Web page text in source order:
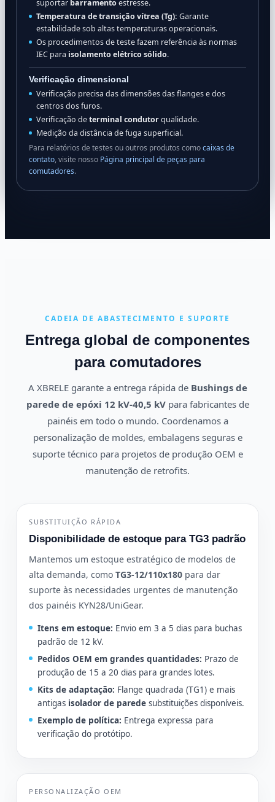
suportar barramentoestresse.
Temperatura de transição vítrea (Tg): Garante
estabilidade sob altas temperaturas operacionais.
Os procedimentos de teste fazem referência às normas
IEC para isolamento elétrico sólido.
Verificação dimensional
Verificação precisa das dimensões das flanges e dos
centros dos furos.
Verificação determinal condutorqualidade.
Medição da distância de fuga superficial.
Para relatórios de testes ou outros produtos comocaixas de
contato, visite nosso Página principal de peças para
comutadores.
CADEIA DE ABASTECIMENTO E SUPORTE
Entrega global de componentes
para comutadores
A XBRELE garante a entrega rápida de Bushings de
parede de epóxi 12 kV-40,5 kVpara fabricantes de
painéis em todo o mundo. Coordenamos a
personalização de moldes, embalagens seguras e
suporte técnico para projetos de produção OEM e
manutenção de retrofits.
SUBSTITUIÇÃO RÁPIDA
Disponibilidade de estoque para TG3 padrão
Mantemos um estoque estratégico de modelos de
alta demanda, como TG3-12/110x180 para dar
suporte às necessidades urgentes de manutenção
dos painéis KYN28/UniGear.
Itens em estoque: Envio em 3 a 5 dias para buchas
padrão de 12 kV.
Pedidos OEM em grandes quantidades: Prazo de
produção de 15 a 20 dias para grandes lotes.
Kits de adaptação: Flange quadrada (TG1) e mais
antigas isolador de parede substituições disponíveis.
Exemplo de política: Entrega expressa para
verificação do protótipo.
PERSONALIZAÇÃO OEM